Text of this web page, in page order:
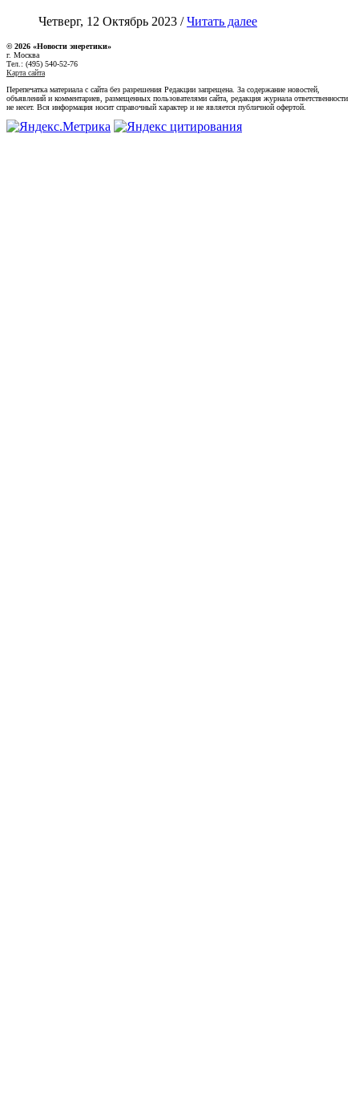
Четверг, 12 Октябрь 2023 /Читать далее
© 2026 «Новости энеретики»
г. Москва
Тел.: (495) 540-52-76
Карта сайта
Перепечатка материала с сайта без разрешения Редакции запрещена. За содержание новостей,
объявлений и комментариев, размещенных пользователями сайта, редакция журнала ответственности
не несет. Вся информация носит справочный характер и не является публичной офертой.